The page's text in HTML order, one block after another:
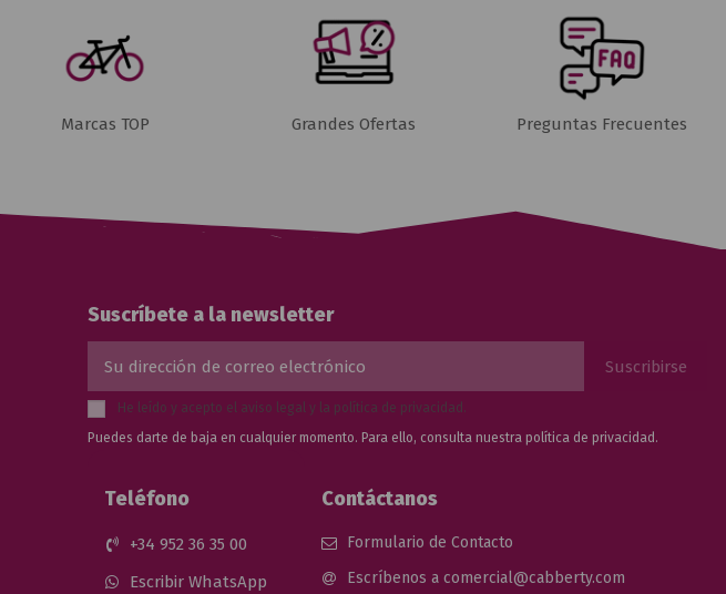
Marcas TOP Grandes Ofertas Preguntas Frecuentes
Suscríbete a la newsletter
He leído y acepto el aviso legaly la política de privacidad .
Puedes darte de baja en cualquier momento. Para ello, consulta nuestrapolítica de privacidad.
Teléfono
+34 952 36 35 00
Escribir WhatsApp
Contáctanos
Formulario de Contacto
Escríbenos a comercial@cabberty.com